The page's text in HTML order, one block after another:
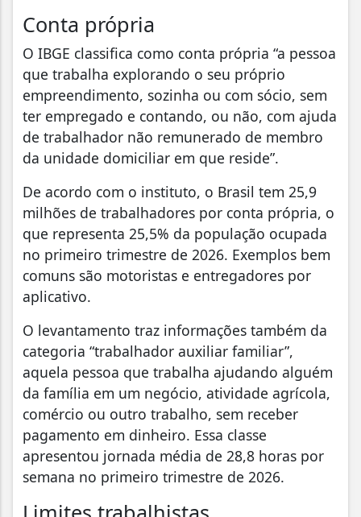
Conta própria
O IBGE classifica como conta própria “a pessoa
que trabalha explorando o seu próprio
empreendimento, sozinha ou com sócio, sem
ter empregado e contando, ou não, com ajuda
de trabalhador não remunerado de membro
da unidade domiciliar em que reside”.
De acordo com o instituto, o Brasil tem 25,9
milhões de trabalhadores por conta própria, o
que representa 25,5% da população ocupada
no primeiro trimestre de 2026. Exemplos bem
comuns são motoristas e entregadores por
aplicativo.
O levantamento traz informações também da
categoria “trabalhador auxiliar familiar”,
aquela pessoa que trabalha ajudando alguém
da família em um negócio, atividade agrícola,
comércio ou outro trabalho, sem receber
pagamento em dinheiro. Essa classe
apresentou jornada média de 28,8 horas por
semana no primeiro trimestre de 2026.